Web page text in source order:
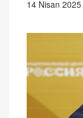
14 Nisan